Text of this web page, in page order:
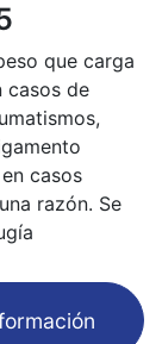
que carga
casos de
casos
razón. Se